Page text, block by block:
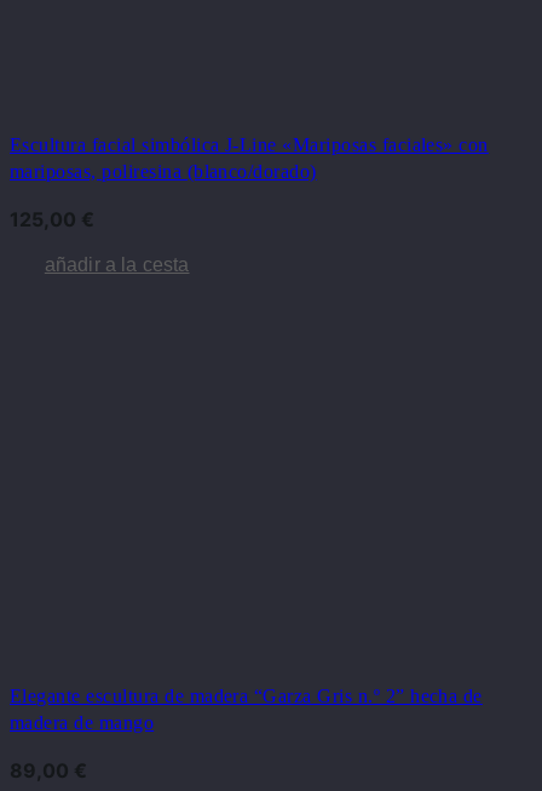
Escultura facial simbólica J-Line «Mariposas faciales» con
mariposas, poliresina (blanco/dorado)
125,00 €
añadir a la cesta
Elegante escultura de madera “Garza Gris n.º 2” hecha de
madera de mango
89,00 €